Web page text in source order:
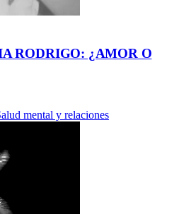
RODRIGO: ¿AMOR O
mental y relaciones